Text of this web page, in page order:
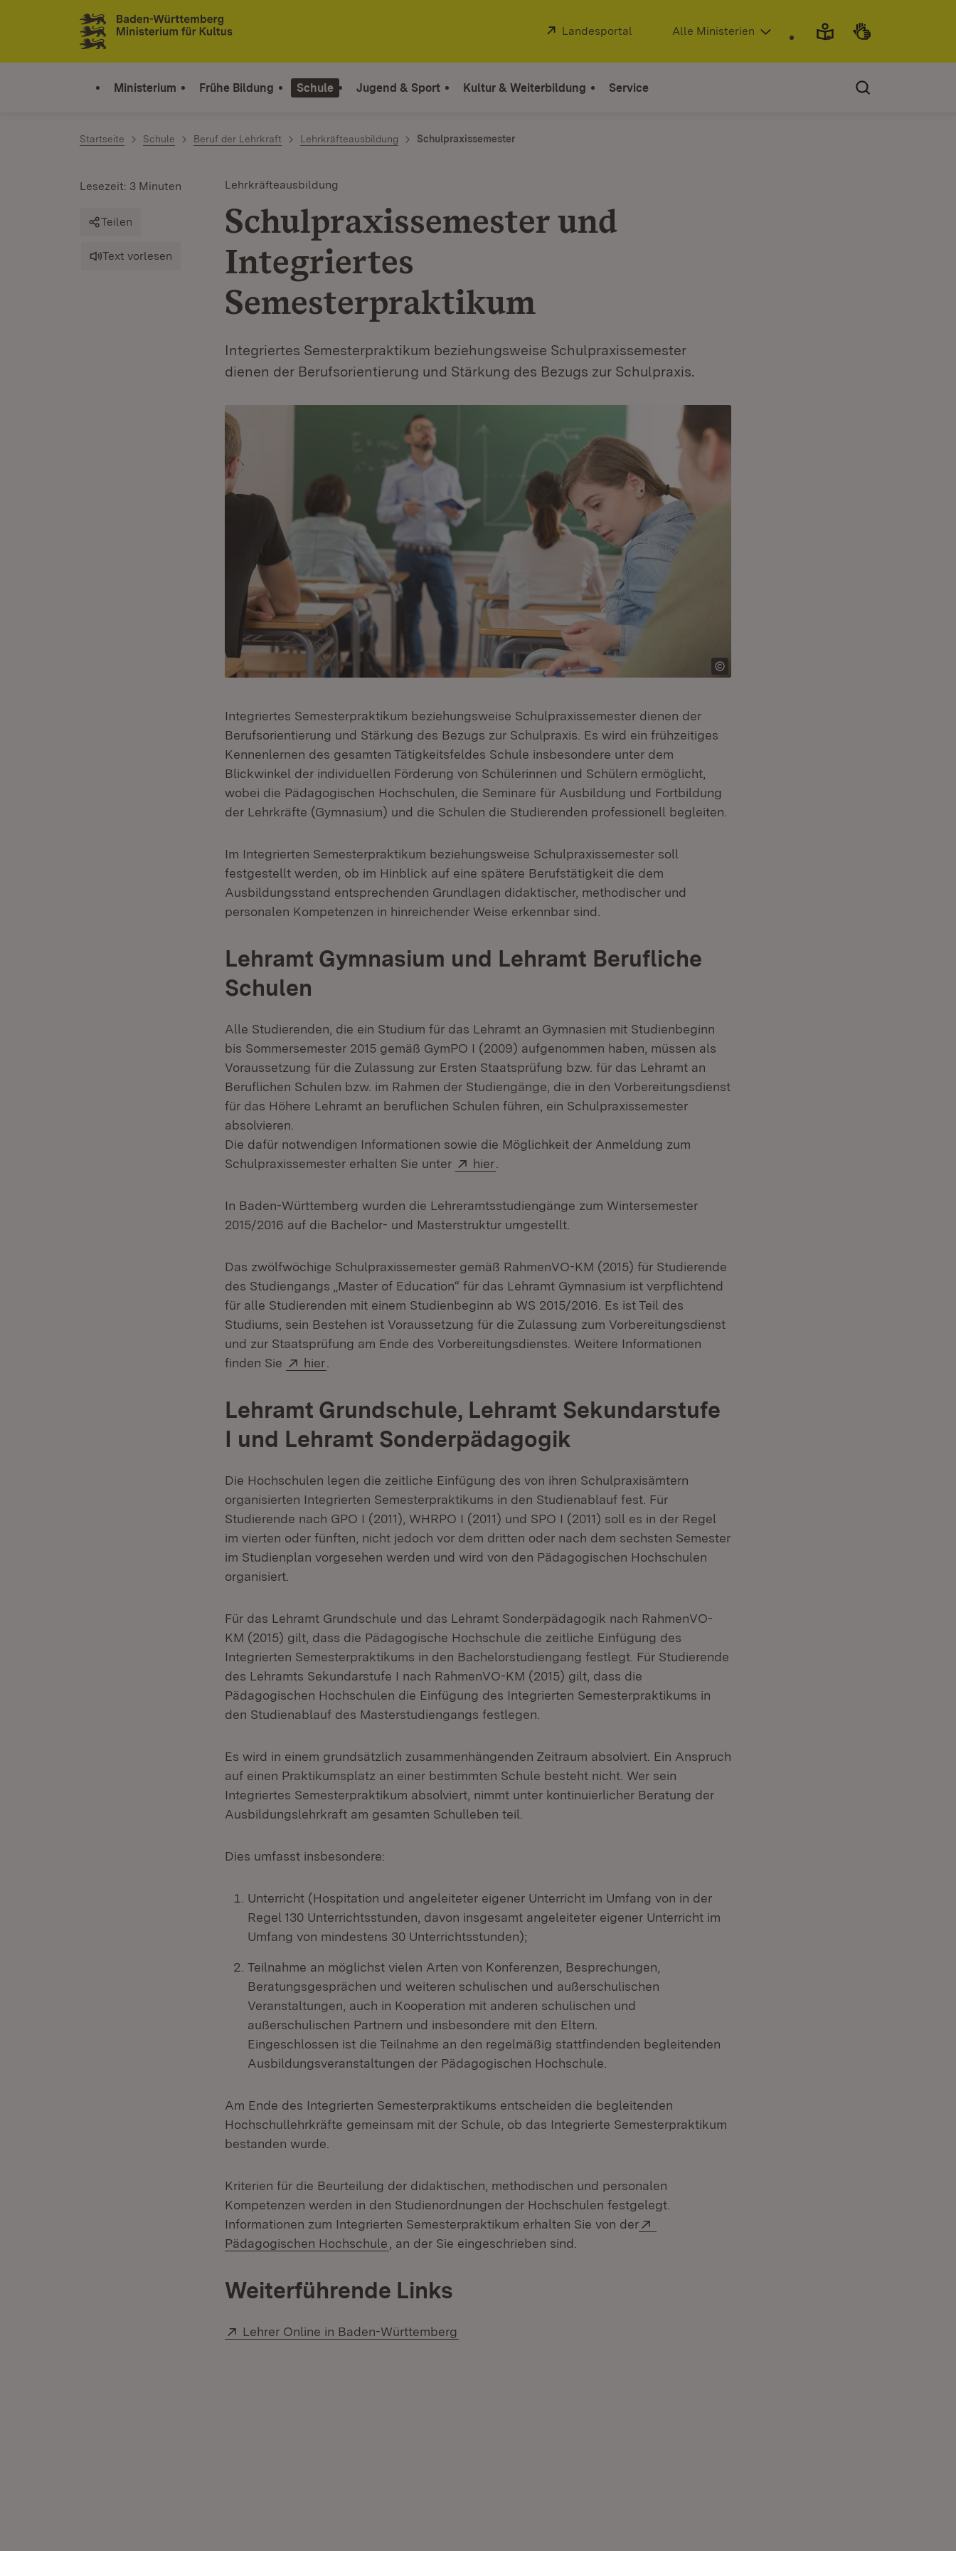
Zum Inhalt springen
Link zur Startseite
Extern:
Landesportal (Öffnet in neuem Fenster)
Alle Ministerien
Ministerium Frühe Bildung Schule Jugend & Sport Kultur & Weiterbildung Service
Startseite Schule Beruf der Lehrkraft Lehrkräfteausbildung Schulpraxissemester
Lehrkräfteausbildung
Schulpraxissemester und
Integriertes
Semesterpraktikum
Integriertes Semesterpraktikum beziehungsweise Schulpraxissemester
dienen der Berufsorientierung und Stärkung des Bezugs zur Schulpraxis.
Lesezeit: 3 Minuten
Teilen
Text vorlesen
Integriertes Semesterpraktikum beziehungsweise Schulpraxissemester dienen der
Berufsorientierung und Stärkung des Bezugs zur Schulpraxis. Es wird ein frühzeitiges
Kennenlernen des gesamten Tätigkeitsfeldes Schule insbesondere unter dem
Blickwinkel der individuellen Förderung von Schülerinnen und Schülern ermöglicht,
wobei die Pädagogischen Hochschulen, die Seminare für Ausbildung und Fortbildung
der Lehrkräfte (Gymnasium) und die Schulen die Studierenden professionell begleiten.
Im Integrierten Semesterpraktikum beziehungsweise Schulpraxissemester soll
festgestellt werden, ob im Hinblick auf eine spätere Berufstätigkeit die dem
Ausbildungsstand entsprechenden Grundlagen didaktischer, methodischer und
personalen Kompetenzen in hinreichender Weise erkennbar sind.
Lehramt Gymnasium und Lehramt Berufliche
Schulen
Alle Studierenden, die ein Studium für das Lehramt an Gymnasien mit Studienbeginn
bis Sommersemester 2015 gemäß GymPO I (2009) aufgenommen haben, müssen als
Voraussetzung für die Zulassung zur Ersten Staatsprüfung bzw. für das Lehramt an
Beruflichen Schulen bzw. im Rahmen der Studiengänge, die in den Vorbereitungsdienst
für das Höhere Lehramt an beruflichen Schulen führen, ein Schulpraxissemester
absolvieren.
Die dafür notwendigen Informationen sowie die Möglichkeit der Anmeldung zum
Schulpraxissemester erhalten Sie unter
Extern:
hier
In Baden-Württemberg wurden die Lehreramtsstudiengänge zum Wintersemester
2015/2016 auf die Bachelor- und Masterstruktur umgestellt.
Das zwölfwöchige Schulpraxissemester gemäß RahmenVO-KM (2015) für Studierende
des Studiengangs „Master of Education“ für das Lehramt Gymnasium ist verpflichtend
für alle Studierenden mit einem Studienbeginn ab WS 2015/2016. Es ist Teil des
Studiums, sein Bestehen ist Voraussetzung für die Zulassung zum Vorbereitungsdienst
und zur Staatsprüfung am Ende des Vorbereitungsdienstes. Weitere Informationen
finden Sie
Extern:
hier
Lehramt Grundschule, Lehramt Sekundarstufe
I und Lehramt Sonderpädagogik
Die Hochschulen legen die zeitliche Einfügung des von ihren Schulpraxisämtern
organisierten Integrierten Semesterpraktikums in den Studienablauf fest. Für
Studierende nach GPO I (2011), WHRPO I (2011) und SPO I (2011) soll es in der Regel
im vierten oder fünften, nicht jedoch vor dem dritten oder nach dem sechsten Semester
im Studienplan vorgesehen werden und wird von den Pädagogischen Hochschulen
organisiert.
Für das Lehramt Grundschule und das Lehramt Sonderpädagogik nach RahmenVO-
KM (2015) gilt, dass die Pädagogische Hochschule die zeitliche Einfügung des
Integrierten Semesterpraktikums in den Bachelorstudiengang festlegt. Für Studierende
des Lehramts Sekundarstufe I nach RahmenVO-KM (2015) gilt, dass die
Pädagogischen Hochschulen die Einfügung des Integrierten Semesterpraktikums in
den Studienablauf des Masterstudiengangs festlegen.
Es wird in einem grundsätzlich zusammenhängenden Zeitraum absolviert. Ein Anspruch
auf einen Praktikumsplatz an einer bestimmten Schule besteht nicht. Wer sein
Integriertes Semesterpraktikum absolviert, nimmt unter kontinuierlicher Beratung der
Ausbildungslehrkraft am gesamten Schulleben teil.
Dies umfasst insbesondere:
Unterricht (Hospitation und angeleiteter eigener Unterricht im Umfang von in der
Regel 130 Unterrichtsstunden, davon insgesamt angeleiteter eigener Unterricht im
Umfang von mindestens 30 Unterrichtsstunden);
Teilnahme an möglichst vielen Arten von Konferenzen, Besprechungen,
Beratungsgesprächen und weiteren schulischen und außerschulischen
Veranstaltungen, auch in Kooperation mit anderen schulischen und
außerschulischen Partnern und insbesondere mit den Eltern.
Eingeschlossen ist die Teilnahme an den regelmäßig stattfindenden begleitenden
Ausbildungsveranstaltungen der Pädagogischen Hochschule.
Am Ende des Integrierten Semesterpraktikums entscheiden die begleitenden
Hochschullehrkräfte gemeinsam mit der Schule, ob das Integrierte Semesterpraktikum
bestanden wurde.
Kriterien für die Beurteilung der didaktischen, methodischen und personalen
Kompetenzen werden in den Studienordnungen der Hochschulen festgelegt.
Informationen zum Integrierten Semesterpraktikum erhalten Sie von der
Pädagogischen Hochschule (Öffnet in neuem Fenster)
, an der Sie eingeschrieben sind.
Weiterführende Links
Extern:
Lehrer Online in Baden-Württemberg